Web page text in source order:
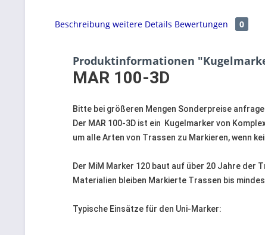
Beschreibung weitere Details Bewertungen 0
Produktinformationen
MAR 100-3D
Bitte bei größeren Mengen Sonderpreise
Der MAR 100-3D ist ein Kugelmarker von
um alle Arten von Trassen zu Markieren, wenn
Der MiM Marker 120 baut auf über 20 Jahre
Materialien bleiben Markierte Trassen bis
Typische Einsätze für den Uni-Marker: